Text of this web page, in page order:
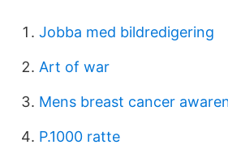
Jobba med bildredigering
Art of war
Mens breast cancer
P.1000 ratte